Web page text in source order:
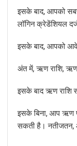
इसके बाद, आपको
लॉगिन क्रेडेंशियल
इसके बाद, आपको
अंत में, ऋण राशि, ऋण
इसके बाद ऋण राशि
इसके बिना, आप ऋण
सकती है। नतीजतन,